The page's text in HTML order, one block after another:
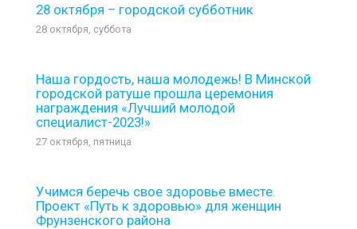
28 октября – городской субботник
28 октября, суббота
Наша гордость, наша молодежь! В Минской
городской ратуше прошла церемония
награждения «Лучший молодой
специалист-2023!»
27 октября, пятница
Учимся беречь свое здоровье вместе.
Проект «Путь к здоровью» для женщин
Фрунзенского района